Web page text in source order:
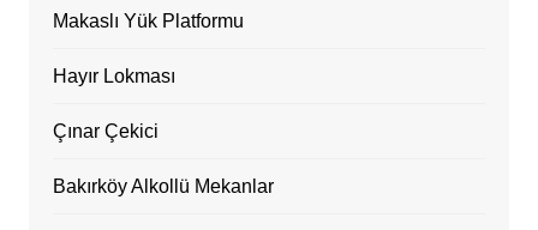
Makaslı Yük Platformu
Hayır Lokması
Çınar Çekici
Bakırköy Alkollü Mekanlar